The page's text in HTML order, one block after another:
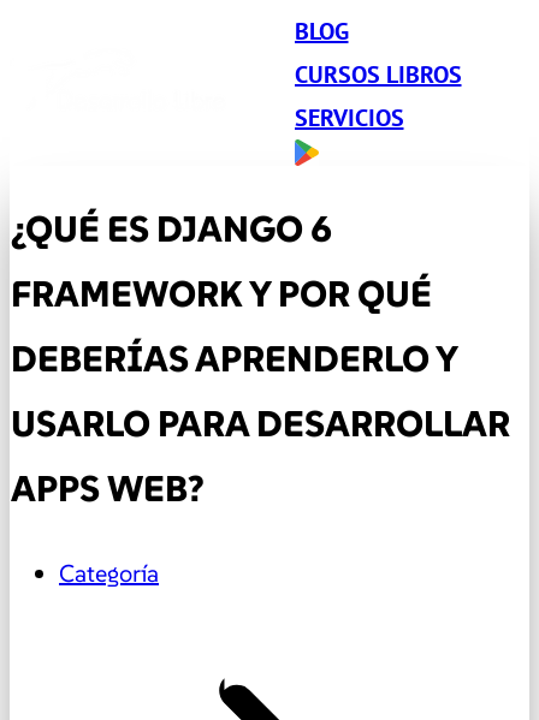
BLOG
CURSOS LIBROS
SERVICIOS
¿QUÉ ES DJANGO 6
FRAMEWORK Y POR QUÉ
DEBERÍAS APRENDERLO Y
USARLO PARA DESARROLLAR
APPS WEB?
Categoría